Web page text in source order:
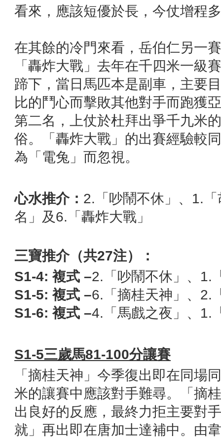
看來，應該短優於長，今仗增程
在其餘的冷門來看，岳伯仁另一
「轟炸大戰」去年在千四米一級
蹄下，當日馬匹本是副車，主要
比的鬥心而擊敗其他對手而跑獲
第二名，上仗於杜拜出爭千九米
俗。「轟炸大戰」的出賽經驗較
為「電兔」而忽視。
心水推介： 2.「吵鬧不休」、1.
名」及6.「轟炸大戰」
三寶推介（共27注）：
S1-4:複式 –2.「吵鬧不休」、1.
S1-5:複式 –6.「摘桂天神」、2.
S1-6:複式 –4.「馬戲之夜」、1.
S1-5三歲馬81-100分讓賽
「摘桂天神」今季復出即在同場
米的讓賽中應該對手難尋。「摘
出良好的反應，最終力拒主要對
就」再出即在唐加士達補中。由